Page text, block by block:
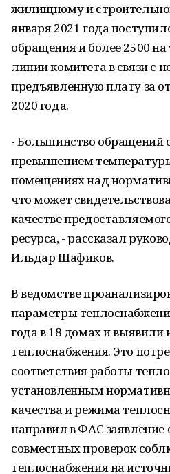
жилищному и
января 2021 года
обращения и более 2500
линии комитета в связи с
предъявленную плату за
2020 года.
- Большинство обращений
превышением
помещениях над
что может
качестве
ресурса, - рассказал
Ильдар Шафиков.
В ведомстве
параметры
года в 18 домах и
теплоснабжения. Это
соответствия работы
установленным
качества и режима
направил в ФАС заявление
совместных проверок
теплоснабжения на